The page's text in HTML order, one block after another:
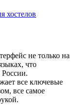
хостелов
не только на
что
России.
все ключевые
все самое